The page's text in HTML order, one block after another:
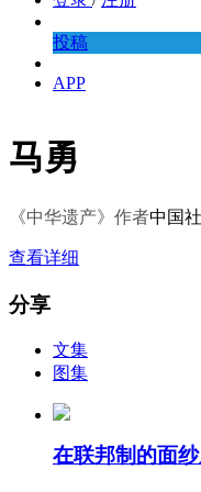
投稿
APP
马勇
《中华遗产》作者中国
查看详细
分享
文集
图集
在联邦制的面